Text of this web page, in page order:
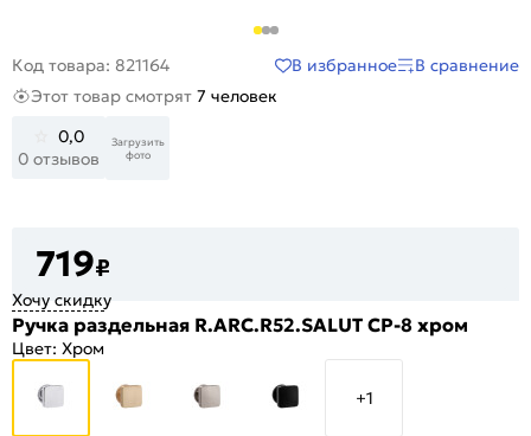
Код товара: 821164 В избранное
В сравнение
Этот товар смотрят 7 человек
0,0
0 отзывов
Загрузить
фото
719₽
Хочу скидку
Ручка раздельная R.ARC.R52.SALUT CP-8 хром
Цвет: Хром
+1